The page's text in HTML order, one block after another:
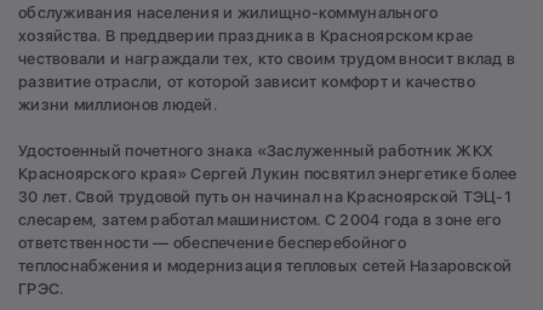
обслуживания населения и жилищно-коммунального
хозяйства. В преддверии праздника в Красноярском крае
чествовали и награждали тех, кто своим трудом вносит вклад в
развитие отрасли, от которой зависит комфорт и качество
жизни миллионов людей.
Удостоенный почетного знака «Заслуженный работник ЖКХ
Красноярского края» Сергей Лукин посвятил энергетике более
30 лет. Свой трудовой путь он начинал на Красноярской ТЭЦ-1
слесарем, затем работал машинистом. С 2004 года в зоне его
ответственности — обеспечение бесперебойного
теплоснабжения и модернизация тепловых сетей Назаровской
ГРЭС.